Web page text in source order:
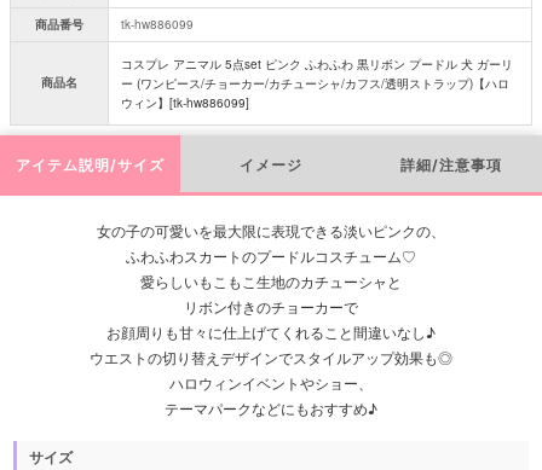
商品番号
tk-hw886099
商品名
コスプレ アニマル 5点set ピンク ふわふわ 黒リボン プードル 犬 ガーリ
ー (ワンピース/チョーカー/カチューシャ/カフス/透明ストラップ)【ハロ
ウィン】[tk-hw886099]
アイテム説明/サイズ イメージ 詳細/注意事項
女の子の可愛いを最大限に表現できる淡いピンクの、
ふわふわスカートのプードルコスチューム♡
愛らしいもこもこ生地のカチューシャと
リボン付きのチョーカーで
お顔周りも甘々に仕上げてくれること間違いなし♪
ウエストの切り替えデザインでスタイルアップ効果も◎
ハロウィンイベントやショー、
テーマパークなどにもおすすめ♪
サイズ